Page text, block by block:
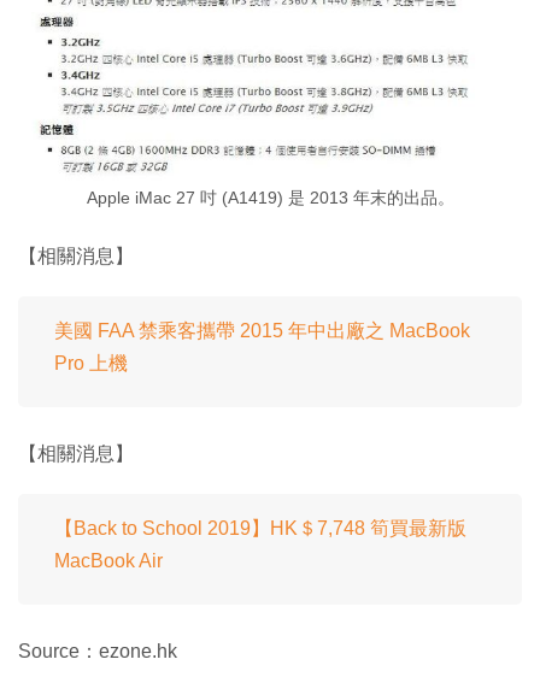
Apple iMac 27 吋 (A1419) 是 2013 年末的出品。
【相關消息】
美國 FAA 禁乘客攜帶 2015 年中出廠之 MacBook
Pro 上機
【相關消息】
【Back to School 2019】HK＄7,748 筍買最新版
MacBook Air
Source：ezone.hk